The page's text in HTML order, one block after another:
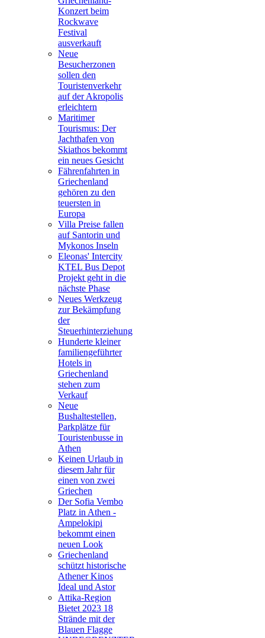
Konzert beim
Rockwave
Festival
ausverkauft
Neue
Besucherzonen
sollen den
Touristenverkehr
auf der Akropolis
erleichtern
Maritimer
Tourismus: Der
Jachthafen von
Skiathos bekommt
ein neues Gesicht
Fährenfahrten in
Griechenland
gehören zu den
teuersten in
Europa
Villa Preise fallen
auf Santorin und
Mykonos Inseln
Eleonas' Intercity
KTEL Bus Depot
Projekt geht in die
nächste Phase
Neues Werkzeug
zur Bekämpfung
der
Steuerhinterziehung
Hunderte kleiner
familiengeführter
Hotels in
Griechenland
stehen zum
Verkauf
Neue
Bushaltestellen,
Parkplätze für
Touristenbusse in
Athen
Keinen Urlaub in
diesem Jahr für
einen von zwei
Griechen
Der Sofia Vembo
Platz in Athen -
Ampelokipi
bekommt einen
neuen Look
Griechenland
schützt historische
Athener Kinos
Ideal und Astor
Attika-Region
Bietet 2023 18
Strände mit der
Blauen Flagge